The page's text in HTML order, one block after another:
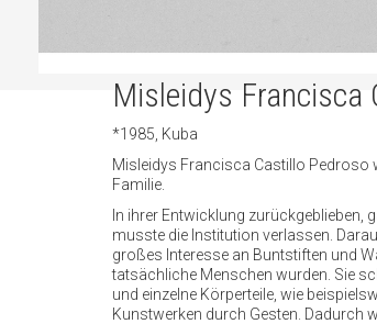
Misleidys Francisca
*1985, Kuba
Misleidys Francisca Castillo Pedroso
Familie.
In ihrer Entwicklung
musste die Institution verlassen.
großes Interesse an Buntstiften und
tatsächliche Menschen wurden. Sie
und einzelne Körperteile, wie
Kunstwerken durch Gesten. Dadurch